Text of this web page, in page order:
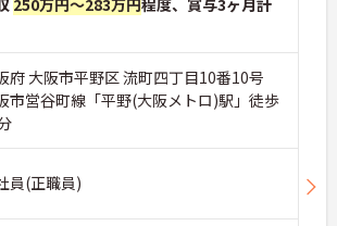
府 大阪市平野区 流町四丁目10番10号
市営谷町線「平野(大阪メトロ)駅」徒歩
員(正職員)